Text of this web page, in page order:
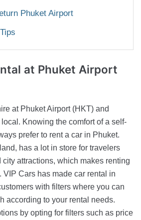
Phuket Airport
at Phuket Airport
at Phuket Airport (HKT) and
Knowing the comfort of a self-
prefer to rent a car in Phuket.
has a lot in store for travelers
attractions, which makes renting
Cars has made car rental in
with filters where you can
according to your rental needs.
by opting for filters such as price